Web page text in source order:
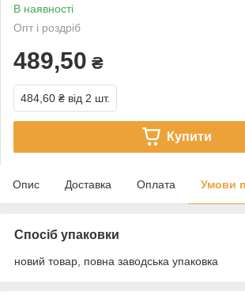
В наявності
Опт і роздріб
489,50 ₴
484,60 ₴ від 2 шт.
Купити
Опис Доставка Оплата Умови
Спосіб упаковки
новий товар, повна заводська упаковка